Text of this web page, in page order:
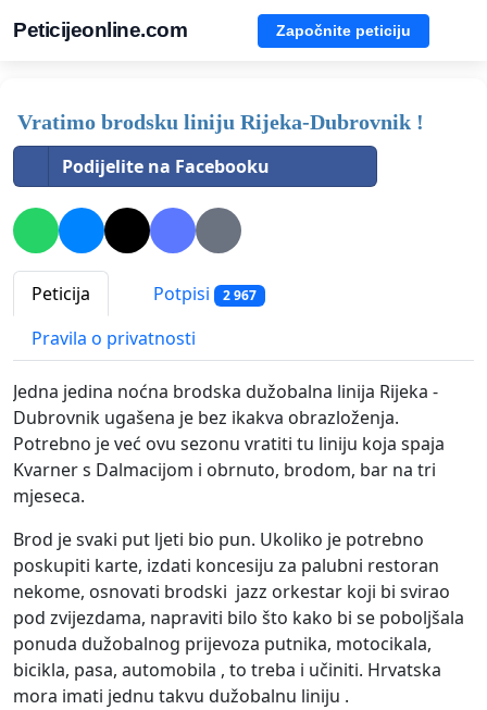
Peticijeonline.com Započnite peticiju
Vratimo brodsku liniju Rijeka-Dubrovnik !
Podijelite na Facebooku
Peticija Potpisi 2 967
Pravila o privatnosti
Jedna jedina noćna brodska dužobalna linija Rijeka -
Dubrovnik ugašena je bez ikakva obrazloženja.
Potrebno je već ovu sezonu vratiti tu liniju koja spaja
Kvarner s Dalmacijom i obrnuto, brodom, bar na tri
mjeseca.
Brod je svaki put ljeti bio pun. Ukoliko je potrebno
poskupiti karte, izdati koncesiju za palubni restoran
nekome, osnovati brodski jazz orkestar koji bi svirao
pod zvijezdama, napraviti bilo što kako bi se poboljšala
ponuda dužobalnog prijevoza putnika, motocikala,
bicikla, pasa, automobila , to treba i učiniti. Hrvatska
mora imati jednu takvu dužobalnu liniju .